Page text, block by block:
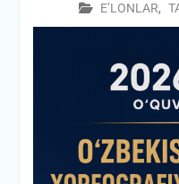
E’LONLAR,